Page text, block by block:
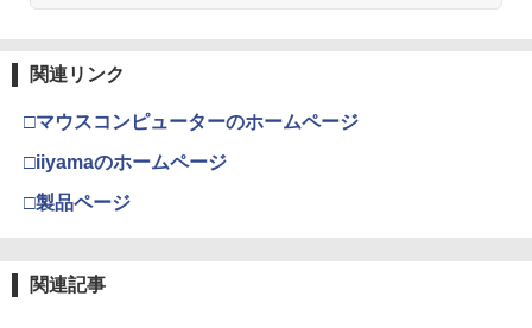
3
3
￥7,681
4
窩座再来 通常版 [Blu-ray]
3
劇場版「鬼滅の刃」無限城編 第一章 猗
関連リンク
□マウスコンピューターのホームページ
□iiyamaのホームページ
□製品ページ
関連記事